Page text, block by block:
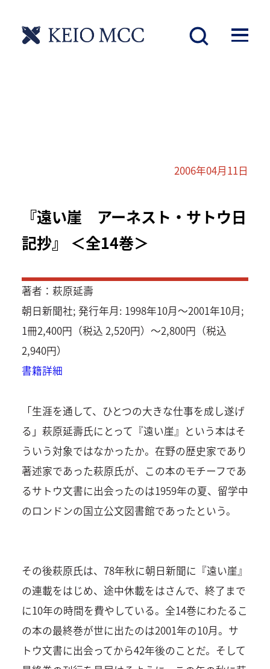
2006年04月11日
『遠い崖 アーネスト・サトウ日
記抄』 ＜全14巻＞
著者：萩原延壽
朝日新聞社; 発行年月: 1998年10月～2001年10月;
1冊2,400円（税込 2,520円）～2,800円（税込
2,940円）
書籍詳細
「生涯を通して、ひとつの大きな仕事を成し遂げ
る」萩原延壽氏にとって『遠い崖』という本はそ
ういう対象ではなかったか。在野の歴史家であり
著述家であった萩原氏が、この本のモチーフであ
るサトウ文書に出会ったのは1959年の夏、留学中
のロンドンの国立公文図書館であったという。
その後萩原氏は、78年秋に朝日新聞に『遠い崖』
の連載をはじめ、途中休載をはさんで、終了まで
に10年の時間を費やしている。全14巻にわたるこ
の本の最終巻が世に出たのは2001年の10月。サ
トウ文書に出会ってから42年後のことだ。そして